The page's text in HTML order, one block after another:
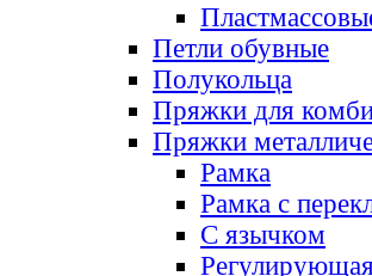
Петли обувные
Полукольца
Пряжки для
Пряжки
Рамка
Рамка с
С язычком
Регулирующая